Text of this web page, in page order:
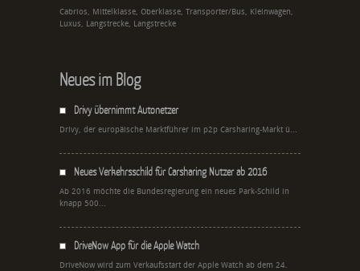
Cabrios, Mittelklasse, Oberklasse, Transporter/Bus, Kleinwagen,
Luxus, Langstrecke, Langstrecke
Neues im Blog
Drivy übernimmt Autonetzer
Drivy, der europäische Marktführer im p2p Carsharing-Markt ü...
Neues Verkehrsschild für Carsharing Nutzer ab 2016
Ab 2016 möchte die Bundesregierung ein neues Park-Schild in
knapp 500...
DriveNow App für die Apple Watch
DriveNow wird zum Verkaufsstart der Apple Watch ab dem 24.